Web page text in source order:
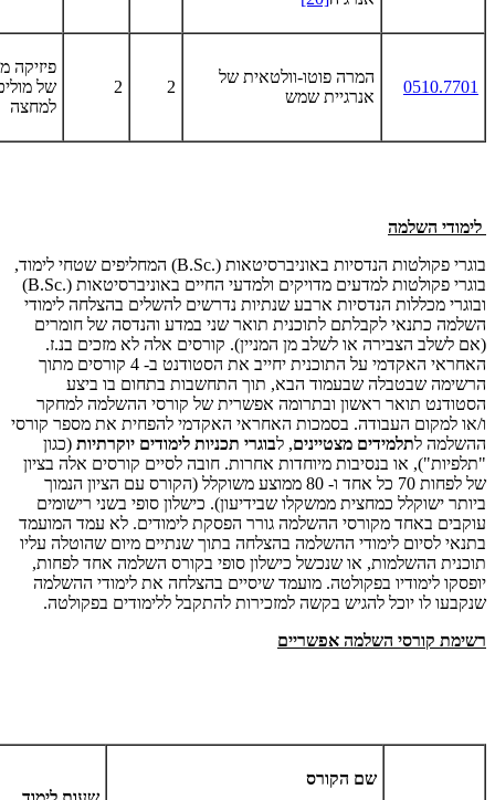
0510.7701
המרה פוטו-וולטאית של
אנרגיית שמש
2
2
פיזיקה
של
למחצה
לימודי השלמה
בוגרי פקולטות הנדסיות באוניברסיטאות (B.Sc.) המחליפים שטחי לימוד,
בוגרי פקולטות למדעים מדויקים ולמדעי החיים באוניברסיטאות (B.Sc.)
ובוגרי מכללות הנדסיות ארבע שנתיות נדרשים להשלים בהצלחה לימודי
השלמה כתנאי לקבלתם לתוכנית תואר שני במדע והנדסה של חומרים
(אם לשלב הצבירה או לשלב מן המניין). קורסים אלה לא מזכים בנ.ז.
האחראי האקדמי על התוכנית יחייב את הסטודנט ב- 4 קורסים מתוך
הרשימה שבטבלה שבעמוד הבא, תוך התחשבות בתחום בו ביצע
הסטודנט תואר ראשון ובתרומה אפשרית של קורסי ההשלמה למחקר
ו/או למקום העבודה. בסמכות האחראי האקדמי להפחית את מספר קורסי
ההשלמה לתלמידים מצטיינים, לבוגרי תכניות לימודים יוקרתיות (כגון
"תלפיות"), או בנסיבות מיוחדות אחרות. חובה לסיים קורסים אלה בציון
של לפחות 70 כל אחד ו- 80 ממוצע משוקלל (הקורס עם הציון הנמוך
ביותר ישוקלל כמחצית ממשקלו שבידיעון). כישלון סופי בשני רישומים
עוקבים באחד מקורסי ההשלמה גורר הפסקת לימודים. לא עמד המועמד
בתנאי לסיום לימודי ההשלמה בהצלחה בתוך שנתיים מיום שהוטלה עליו
תוכנית ההשלמות, או שנכשל כישלון סופי בקורס השלמה אחד לפחות,
יופסקו לימודיו בפקולטה. מועמד שיסיים בהצלחה את לימודי ההשלמה
שנקבעו לו יוכל להגיש בקשה למזכירות להתקבל ללימודים בפקולטה.
רשימת קורסי השלמה אפשריים
שם הקורס